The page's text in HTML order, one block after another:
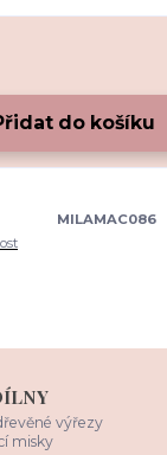
do košíku
MILAMAC086
výřezy
misky